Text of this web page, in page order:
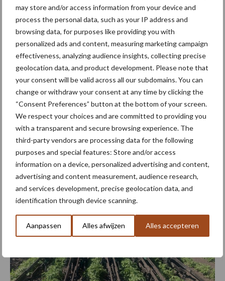
may store and/or access information from your device and
process the personal data, such as your IP address and
browsing data, for purposes like providing you with
personalized ads and content, measuring marketing campaign
effectiveness, analyzing audience insights, collecting precise
geolocation data, and product development. Please note that
your consent will be valid across all our subdomains. You can
change or withdraw your consent at any time by clicking the
“Consent Preferences” button at the bottom of your screen.
We respect your choices and are committed to providing you
with a transparent and secure browsing experience. The
third-party vendors are processing data for the following
purposes and special features: Store and/or access
information on a device, personalized advertising and content,
advertising and content measurement, audience research,
and services development, precise geolocation data, and
identification through device scanning.
Aanpassen Alles afwijzen Alles accepteren
Dit jaar zijn Gerry Wasse en Wouter Truin in contact gekomen
met Michaël Stolberg-Rohr (MSR). Deze machinebouwer heeft elf
jaar gesleuteld aan de ontwikkeling van een mechanisch
aardappelteelt.
In Denemarken, een land dat vergelijkbare teelt- en
bodemomstandigheden kent als Nederland, is het voor
onkruidbestrijding alleen toegestaan om voor opkomst chemie
Weeder door het gewas heen voordat het sluit. Naast een
goedwerkende techniek is dus ook een grote capaciteit
belangrijk.